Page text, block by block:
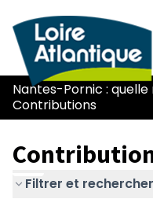
Nantes-Pornic :
Contributions
Filtrer et rechercher